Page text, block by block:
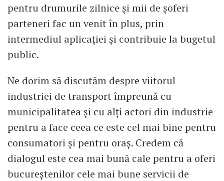
pentru drumurile zilnice și mii de șoferi
parteneri fac un venit în plus, prin
intermediul aplicației și contribuie la bugetul
public.
Ne dorim să discutăm despre viitorul
industriei de transport împreună cu
municipalitatea și cu alți actori din industrie
pentru a face ceea ce este cel mai bine pentru
consumatori și pentru oraș. Credem că
dialogul este cea mai bună cale pentru a oferi
bucureștenilor cele mai bune servicii de